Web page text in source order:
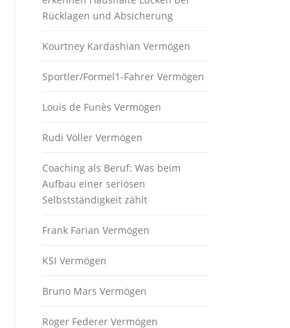
Rücklagen und Absicherung
Kourtney Kardashian Vermögen
Sportler/Formel1-Fahrer Vermögen
Louis de Funès Vermögen
Rudi Völler Vermögen
Coaching als Beruf: Was beim
Aufbau einer seriösen
Selbstständigkeit zählt
Frank Farian Vermögen
KSI Vermögen
Bruno Mars Vermögen
Roger Federer Vermögen